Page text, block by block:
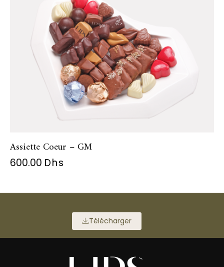
Assiette Coeur – GM
600.00 Dhs
Télécharger